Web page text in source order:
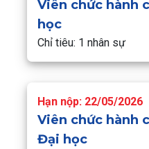
Viên chức hành
học
Chỉ tiêu: 1 nhân sự
Hạn nộp: 22/05/2026
Viên chức hành
Đại học